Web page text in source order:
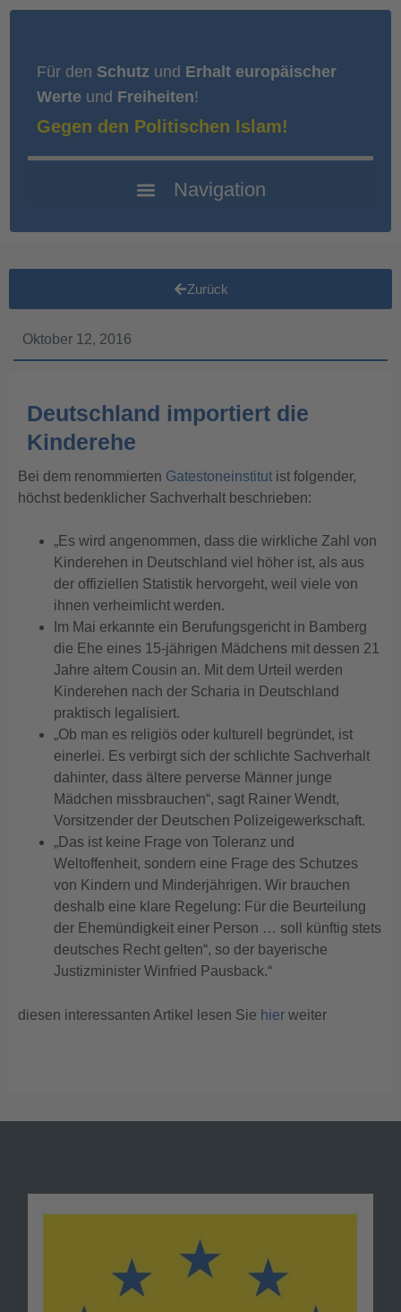
Für den Schutz und Erhalt europäischer
Werte und Freiheiten!
Gegen den Politischen Islam!
Zurück
Oktober 12, 2016
Deutschland importiert die
Kinderehe
Bei dem renommierten Gatestoneinstitut ist folgender,
höchst bedenklicher Sachverhalt beschrieben:
„Es wird angenommen, dass die wirkliche Zahl von
Kinderehen in Deutschland viel höher ist, als aus
der offiziellen Statistik hervorgeht, weil viele von
ihnen verheimlicht werden.
Im Mai erkannte ein Berufungsgericht in Bamberg
die Ehe eines 15-jährigen Mädchens mit dessen 21
Jahre altem Cousin an. Mit dem Urteil werden
Kinderehen nach der Scharia in Deutschland
praktisch legalisiert.
„Ob man es religiös oder kulturell begründet, ist
einerlei. Es verbirgt sich der schlichte Sachverhalt
dahinter, dass ältere perverse Männer junge
Mädchen missbrauchen“, sagt Rainer Wendt,
Vorsitzender der Deutschen Polizeigewerkschaft.
„Das ist keine Frage von Toleranz und
Weltoffenheit, sondern eine Frage des Schutzes
von Kindern und Minderjährigen. Wir brauchen
deshalb eine klare Regelung: Für die Beurteilung
der Ehemündigkeit einer Person … soll künftig stets
deutsches Recht gelten“, so der bayerische
Justizminister Winfried Pausback.“
diesen interessanten Artikel lesen Sie hier weiter